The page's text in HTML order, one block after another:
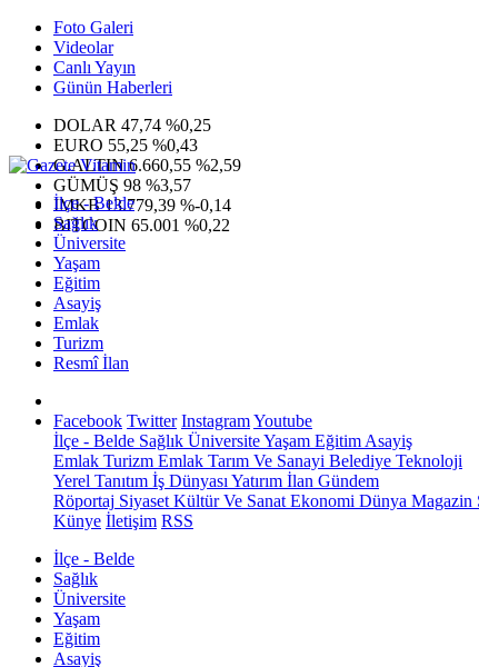
Foto Galeri
Videolar
Canlı Yayın
Günün Haberleri
DOLAR 47,74 %0,25
EURO 55,25 %0,43
G.ALTIN6.660,55 %2,59
GÜMÜŞ 98 %3,57
IMKB13.779,39 %-0,14
BITCOIN 65.001 %0,22
İlçe - Belde
Sağlık
Üniversite
Yaşam
Eğitim
Asayiş
Emlak
Turizm
Resmî İlan
Facebook Twitter InstagramYoutube
İlçe - Belde Sağlık ÜniversiteYaşam Eğitim Asayiş
Emlak Turizm Emlak Tarım Ve Sanayi Belediye Teknoloji
Yerel Tanıtım İş Dünyası Yatırım İlan Gündem
Röportaj Siyaset Kültür Ve Sanat Ekonomi Dünya Magazin
Künye İletişim RSS
İlçe - Belde
Sağlık
Üniversite
Yaşam
Eğitim
Asayiş